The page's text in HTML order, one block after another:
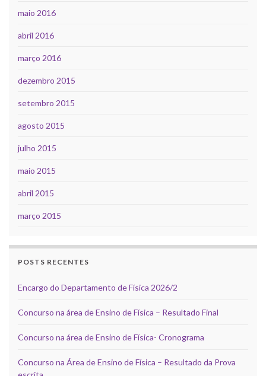
maio 2016
abril 2016
março 2016
dezembro 2015
setembro 2015
agosto 2015
julho 2015
maio 2015
abril 2015
março 2015
POSTS RECENTES
Encargo do Departamento de Física 2026/2
Concurso na área de Ensino de Física – Resultado Final
Concurso na área de Ensino de Física- Cronograma
Concurso na Área de Ensino de Física – Resultado da Prova